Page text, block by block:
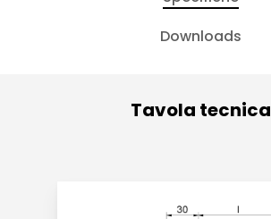
Downloads
Tavola tecnica